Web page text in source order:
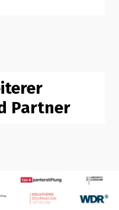
Partner